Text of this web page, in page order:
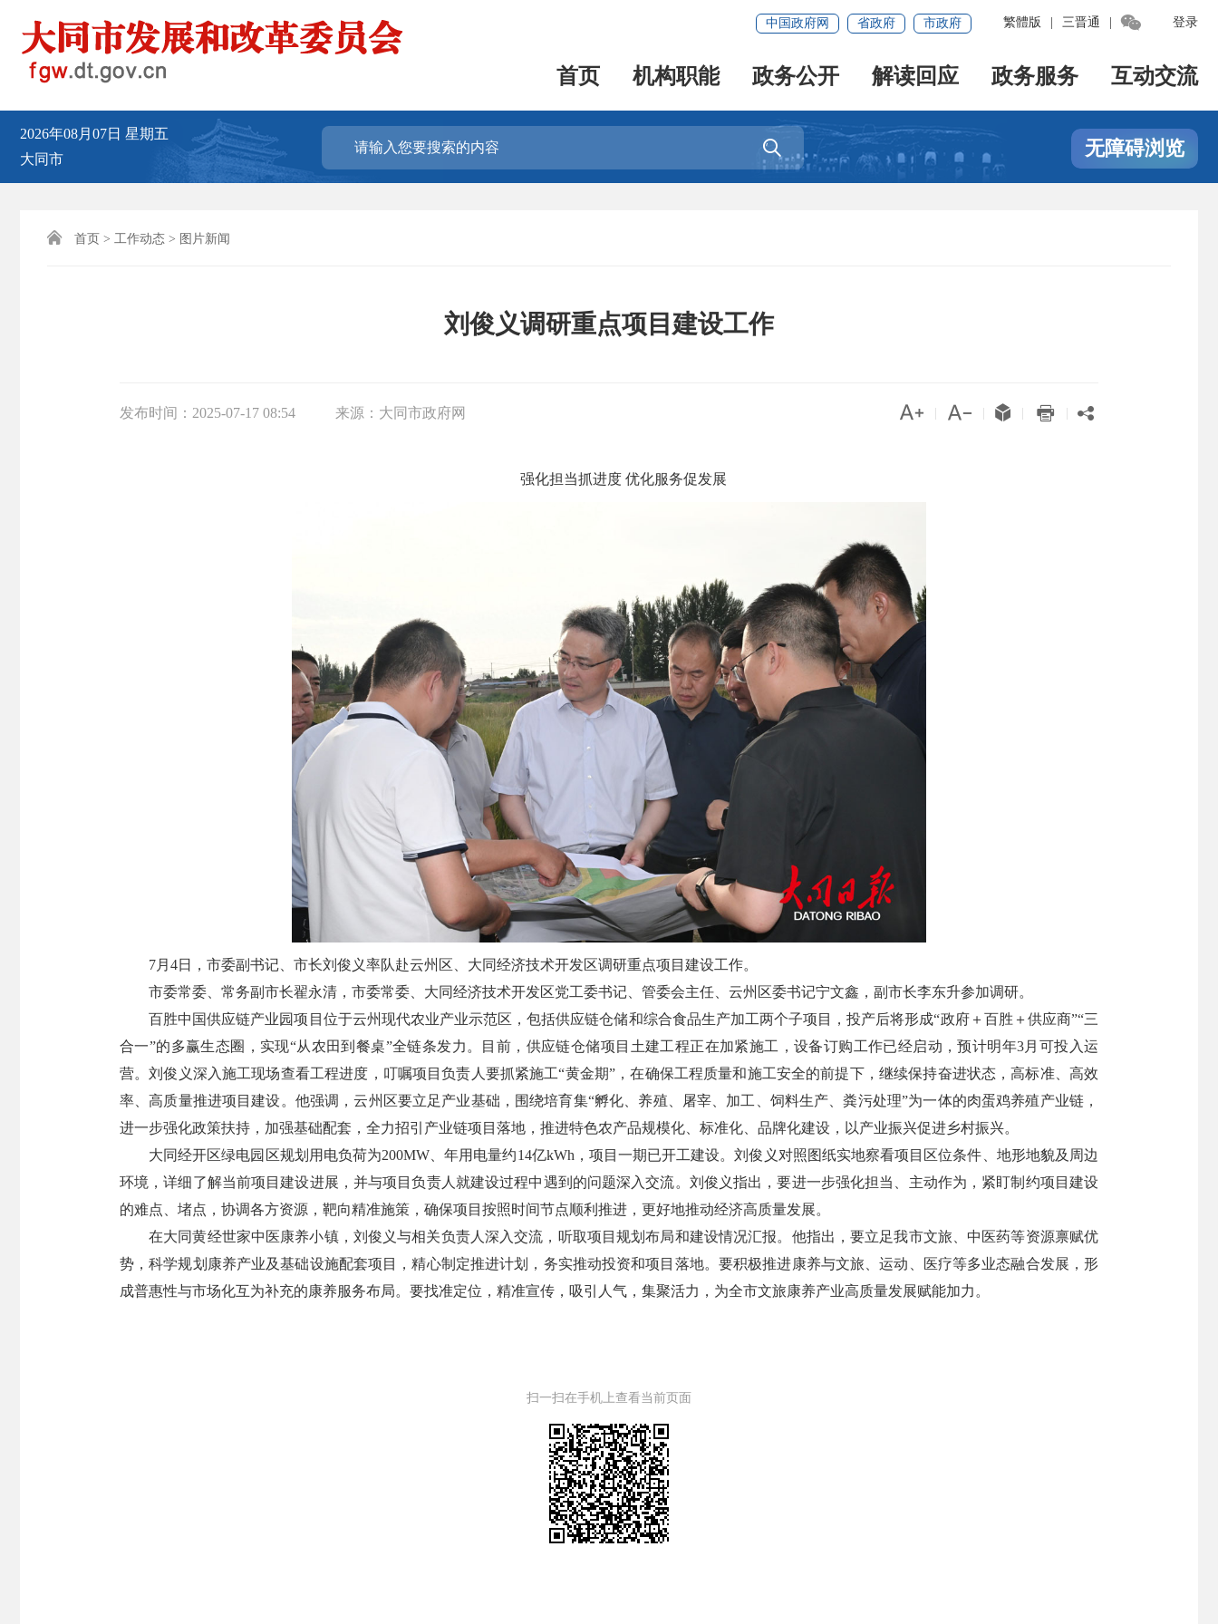
登录
繁體版 三晋通 
中国政府网 省政府 市政府
首页 机构职能 政务公开 解读回应 政务服务 互动交流
2026年08月07日 星期五
大同市
 无障碍浏览
 首页 > 工作动态 > 图片新闻
刘俊义调研重点项目建设工作
发布时间： 2025-07-17 08:54 来源： 大同市政府网     
强化担当抓进度 优化服务促发展
7月4日，市委副书记、市长刘俊义率队赴云州区、大同经济技术开发区调研重点项目建设工作。
市委常委、常务副市长翟永清，市委常委、大同经济技术开发区党工委书记、管委会主任、云州区委书记宁文鑫，副市长李东升参加调研。
百胜中国供应链产业园项目位于云州现代农业产业示范区，包括供应链仓储和综合食品生产加工两个子项目，投产后将形成“政府＋百胜＋供应商”“三
合一”的多赢生态圈，实现“从农田到餐桌”全链条发力。目前，供应链仓储项目土建工程正在加紧施工，设备订购工作已经启动，预计明年3月可投入运
营。刘俊义深入施工现场查看工程进度，叮嘱项目负责人要抓紧施工“黄金期”，在确保工程质量和施工安全的前提下，继续保持奋进状态，高标准、高效
率、高质量推进项目建设。他强调，云州区要立足产业基础，围绕培育集“孵化、养殖、屠宰、加工、饲料生产、粪污处理”为一体的肉蛋鸡养殖产业链，
进一步强化政策扶持，加强基础配套，全力招引产业链项目落地，推进特色农产品规模化、标准化、品牌化建设，以产业振兴促进乡村振兴。
大同经开区绿电园区规划用电负荷为200MW、年用电量约14亿kWh，项目一期已开工建设。刘俊义对照图纸实地察看项目区位条件、地形地貌及周边
环境，详细了解当前项目建设进展，并与项目负责人就建设过程中遇到的问题深入交流。刘俊义指出，要进一步强化担当、主动作为，紧盯制约项目建设
的难点、堵点，协调各方资源，靶向精准施策，确保项目按照时间节点顺利推进，更好地推动经济高质量发展。
在大同黄经世家中医康养小镇，刘俊义与相关负责人深入交流，听取项目规划布局和建设情况汇报。他指出，要立足我市文旅、中医药等资源禀赋优
势，科学规划康养产业及基础设施配套项目，精心制定推进计划，务实推动投资和项目落地。要积极推进康养与文旅、运动、医疗等多业态融合发展，形
成普惠性与市场化互为补充的康养服务布局。要找准定位，精准宣传，吸引人气，集聚活力，为全市文旅康养产业高质量发展赋能加力。
扫一扫在手机上查看当前页面